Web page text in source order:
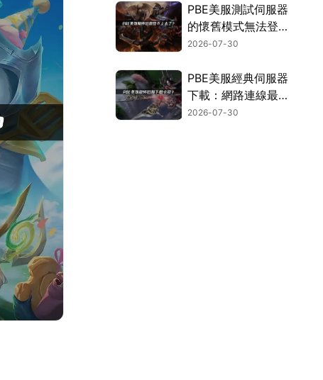
PBE美服測試伺服器
的懷舊模式無法登
入？常見原因與解決
2026-07-30
PBE美服經典伺服器
下載：網路連線最佳
化完整攻略！
2026-07-30